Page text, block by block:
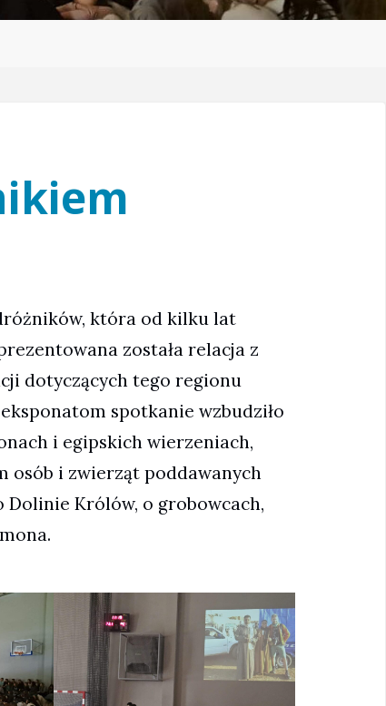
która od kilku lat
została relacja z
dotyczących tego regionu
spotkanie wzbudziło
i egipskich wierzeniach,
osób i zwierząt poddawanych
Dolinie Królów, o grobowcach,